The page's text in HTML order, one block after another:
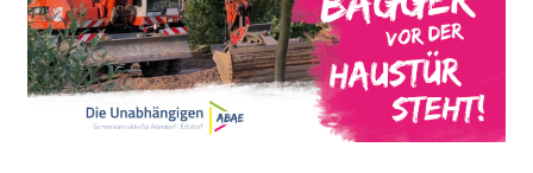
bis
der
Bagger